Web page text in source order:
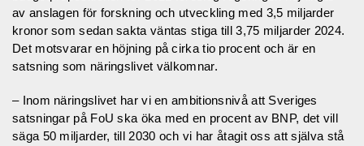
av anslagen för forskning och utveckling med 3,5 miljarder
kronor som sedan sakta väntas stiga till 3,75 miljarder 2024.
Det motsvarar en höjning på cirka tio procent och är en
satsning som näringslivet välkomnar.
– Inom näringslivet har vi en ambitionsnivå att Sveriges
satsningar på FoU ska öka med en procent av BNP, det vill
säga 50 miljarder, till 2030 och vi har åtagit oss att själva stå